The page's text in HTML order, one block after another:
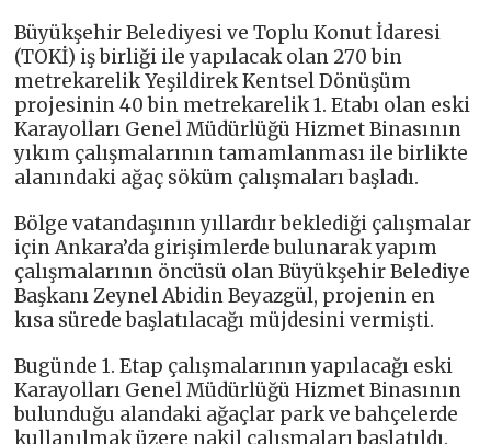
Büyükşehir Belediyesi ve Toplu Konut İdaresi
(TOKİ) iş birliği ile yapılacak olan 270 bin
metrekarelik Yeşildirek Kentsel Dönüşüm
projesinin 40 bin metrekarelik 1. Etabı olan eski
Karayolları Genel Müdürlüğü Hizmet Binasının
yıkım çalışmalarının tamamlanması ile birlikte
alanındaki ağaç söküm çalışmaları başladı.
Bölge vatandaşının yıllardır beklediği çalışmalar
için Ankara’da girişimlerde bulunarak yapım
çalışmalarının öncüsü olan Büyükşehir Belediye
Başkanı Zeynel Abidin Beyazgül, projenin en
kısa sürede başlatılacağı müjdesini vermişti.
Bugünde 1. Etap çalışmalarının yapılacağı eski
Karayolları Genel Müdürlüğü Hizmet Binasının
bulunduğu alandaki ağaçlar park ve bahçelerde
kullanılmak üzere nakil çalışmaları başlatıldı.